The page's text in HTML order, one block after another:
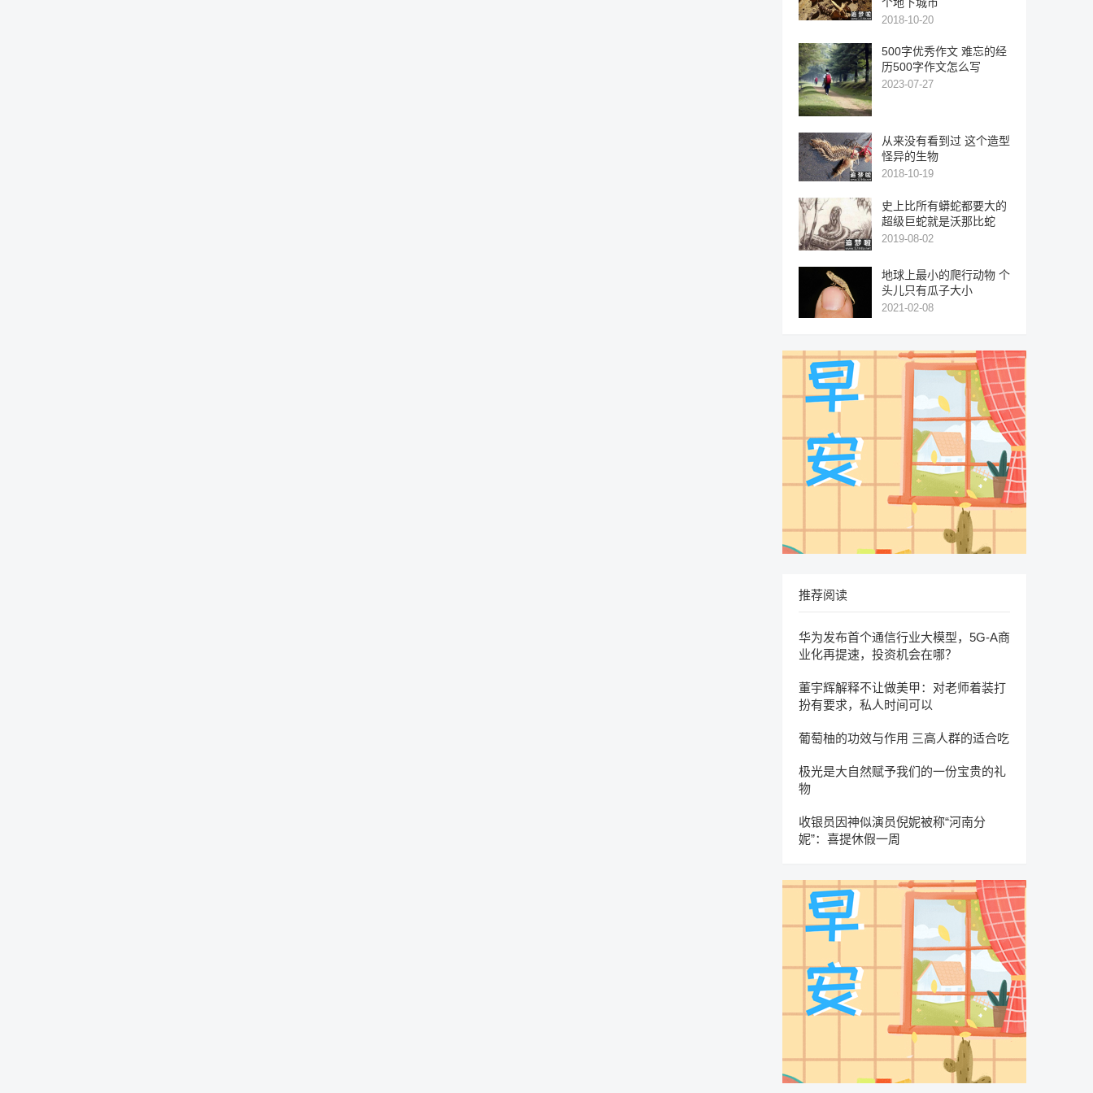
2018-10-20
500字优秀作文 难忘的经
历500字作文怎么写
2023-07-27
从来没有看到过 这个造型
怪异的生物
2018-10-19
史上比所有蟒蛇都要大的
超级巨蛇就是沃那比蛇
2019-08-02
地球上最小的爬行动物 个
头儿只有瓜子大小
2021-02-08
推荐阅读
华为发布首个通信行业大模型，5G-A商
业化再提速，投资机会在哪？
董宇辉解释不让做美甲：对老师着装打
扮有要求，私人时间可以
葡萄柚的功效与作用 三高人群的适合吃
极光是大自然赋予我们的一份宝贵的礼
物
收银员因神似演员倪妮被称“河南分
妮”：喜提休假一周